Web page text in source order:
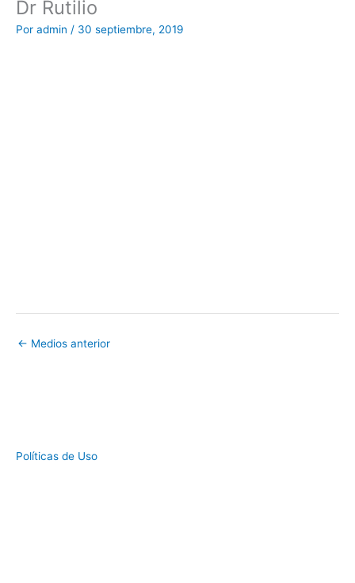
Dr Rutilio
Por admin / 30 septiembre, 2019
← Medios anterior
Políticas de Uso